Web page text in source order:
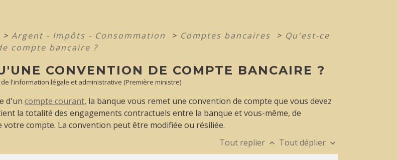
> Argent - Impôts - Consommation > Comptes bancaires > Qu'est-ce
compte bancaire ?
CONVENTION DE COMPTE BANCAIRE ?
de l'information légale et administrative (Première ministre)
d'un compte courant, la banque vous remet une convention de compte que vous devez
la totalité des engagements contractuels entre la banque et vous-même, de
compte. La convention peut être modifiée ou résiliée.
Tout replier keyboard_arrow_up Tout déplier keyboard_arrow_down